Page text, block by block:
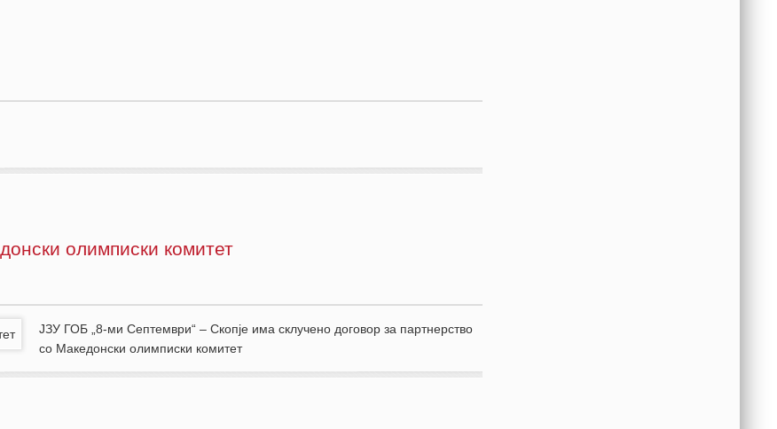
за трауматологија…
олимписки комитет
ЈЗУ ГОБ „8-ми Септември“ – Скопје има склучено договор за партнерство
со Македонски олимписки комитет